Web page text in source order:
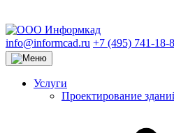
info@informcad.ru +7 (495) 741-18-
Услуги
Проектирование